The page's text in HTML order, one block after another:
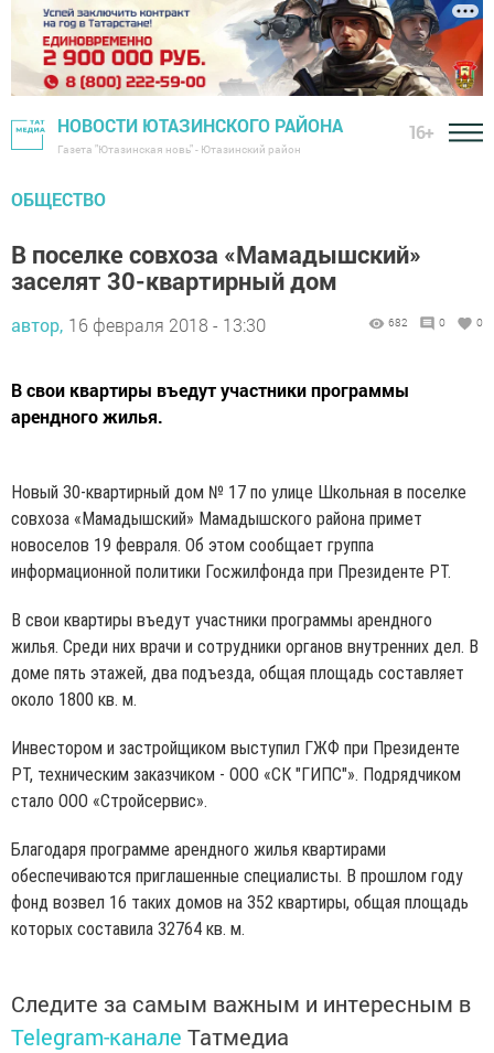
НОВОСТИ ЮТАЗИНСКОГО РАЙОНА
Газета "Ютазинская новь" - Ютазинский район
16+
ОБЩЕСТВО
В поселке совхоза «Мамадышский»
заселят 30-квартирный дом
автор, 16 февраля 2018 - 13:30 682 0 0
В свои квартиры въедут участники программы
арендного жилья.
Новый 30-квартирный дом № 17 по улице Школьная в поселке
совхоза «Мамадышский» Мамадышского района примет
новоселов 19 февраля. Об этом сообщает группа
информационной политики Госжилфонда при Президенте РТ.
В свои квартиры въедут участники программы арендного
жилья. Среди них врачи и сотрудники органов внутренних дел. В
доме пять этажей, два подъезда, общая площадь составляет
около 1800 кв. м.
Инвестором и застройщиком выступил ГЖФ при Президенте
РТ, техническим заказчиком - ООО «СК "ГИПС"». Подрядчиком
стало ООО «Стройсервис».
Благодаря программе арендного жилья квартирами
обеспечиваются приглашенные специалисты. В прошлом году
фонд возвел 16 таких домов на 352 квартиры, общая площадь
которых составила 32764 кв. м.
Следите за самым важным и интересным в
Telegram-канале Татмедиа